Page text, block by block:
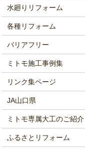
水廻りリフォーム
各種リフォーム
バリアフリー
ミトモ施工事例集
リンク集ページ
JA山口県
ミトモ専属大工のご紹介
ふるさとリフォーム